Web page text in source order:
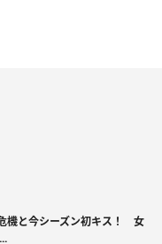
機と今シーズン初キス！ 女